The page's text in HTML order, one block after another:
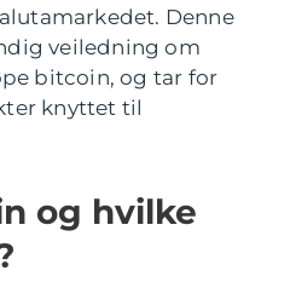
Denne
veiledning om
bitcoin, og tar for
knyttet til
og hvilke